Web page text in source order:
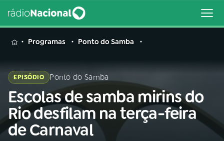
MENU
Buscar
na
Rádio
Nacional
Buscar
Programas Ponto do Samba
EPISÓDIO Ponto do Samba
Escolas de samba mirins do
Rio desfilam na terça-feira
de Carnaval